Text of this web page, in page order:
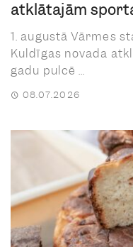
atklātajām
1. augustā Vārmes
Kuldīgas novada
gadu pulcē ...
08.07.2026